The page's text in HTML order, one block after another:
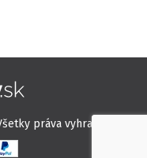
práva vyhradené.